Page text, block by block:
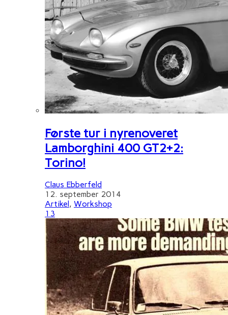
Første tur i nyrenoveret
Lamborghini 400 GT2+2:
Torino!
Claus Ebberfeld
12. september 2014
Artikel , Workshop
13